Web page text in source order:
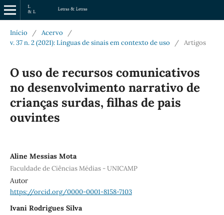
Início / Acervo
/
v. 37 n. 2 (2021): Línguas de sinais em contexto de uso
/ Artigos
O uso de recursos comunicativos
no desenvolvimento narrativo de
crianças surdas, filhas de pais
ouvintes
Aline Messias Mota
Faculdade de Ciências Médias - UNICAMP
Autor
https://orcid.org/0000-0001-8158-7103
Ivani Rodrigues Silva